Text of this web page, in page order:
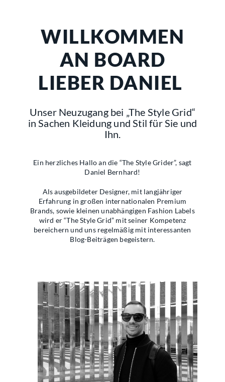
WILLKOMMEN
AN BOARD
LIEBER DANIEL
Unser Neuzugang bei „The Style Grid“
in Sachen Kleidung und Stil für Sie und
Ihn.
Ein herzliches Hallo an die “The Style Grider”, sagt
Daniel Bernhard!
Als ausgebildeter Designer, mit langjähriger
Erfahrung in großen internationalen Premium
Brands, sowie kleinen unabhängigen Fashion Labels
wird er “The Style Grid” mit seiner Kompetenz
bereichern und uns regelmäßig mit interessanten
Blog-Beiträgen begeistern.